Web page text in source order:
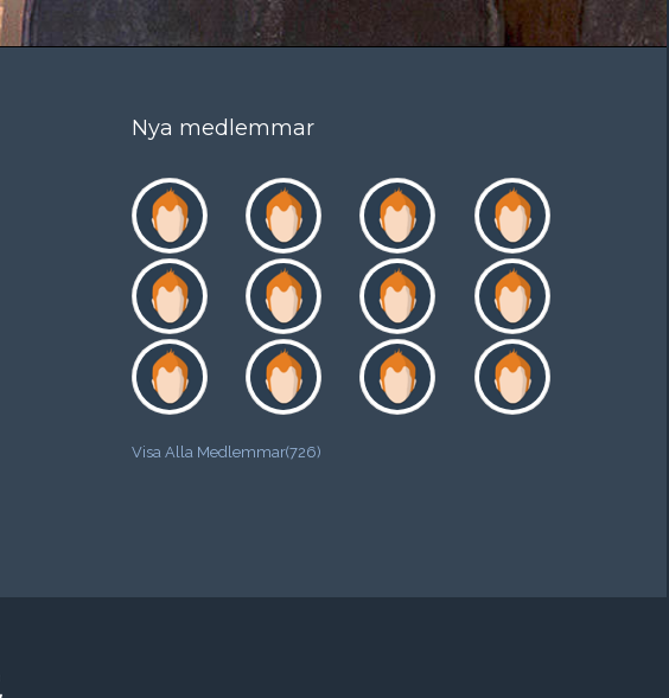
Nya medlemmar
Visa Alla Medlemmar(726)